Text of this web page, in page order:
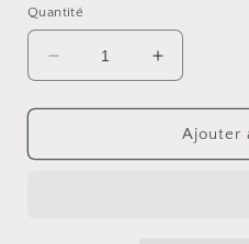
Quantité
Réduire
la
quantité
Collier
Augmenter
la
quantité
Collier
Ajouter